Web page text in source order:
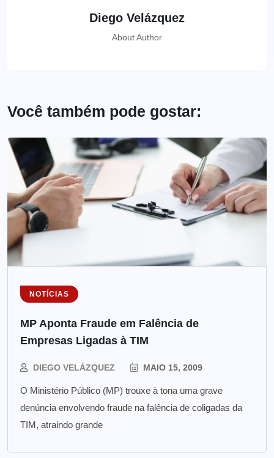
Diego Velázquez
About Author
Você também pode gostar:
NOTÍCIAS
MP Aponta Fraude em Falência de
Empresas Ligadas à TIM
DIEGO VELÁZQUEZ MAIO 15, 2009
O Ministério Público (MP) trouxe à tona uma grave
denúncia envolvendo fraude na falência de coligadas da
TIM, atraindo grande